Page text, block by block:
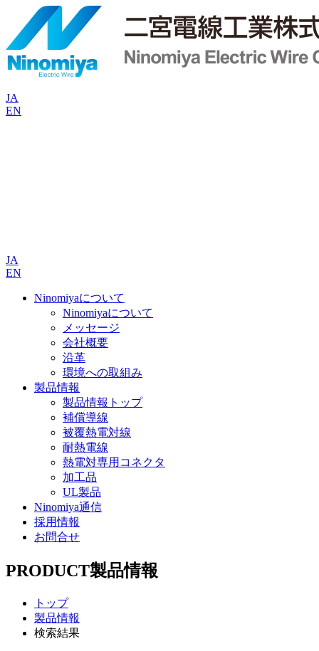
JA
EN
JA
EN
Ninomiyaについて
Ninomiyaについて
メッセージ
会社概要
沿革
環境への取組み
製品情報
製品情報トップ
補償導線
被覆熱電対線
耐熱電線
熱電対専用コネクタ
加工品
UL製品
Ninomiya通信
採用情報
お問合せ
PRODUCT製品情報
トップ
製品情報
検索結果